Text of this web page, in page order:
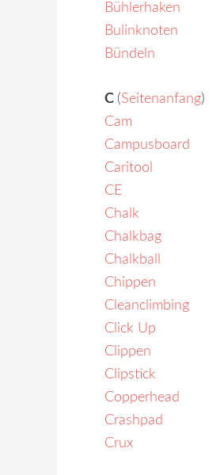
Bühlerhaken
Bulinknoten
Bündeln
C (Seitenanfang)
Cam
Campusboard
Caritool
CE
Chalk
Chalkbag
Chalkball
Chippen
Cleanclimbing
Click Up
Clippen
Clipstick
Copperhead
Crashpad
Crux